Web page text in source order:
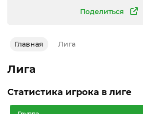
Поделиться
Главная Лига
Лига
Статистика игрока в лиге